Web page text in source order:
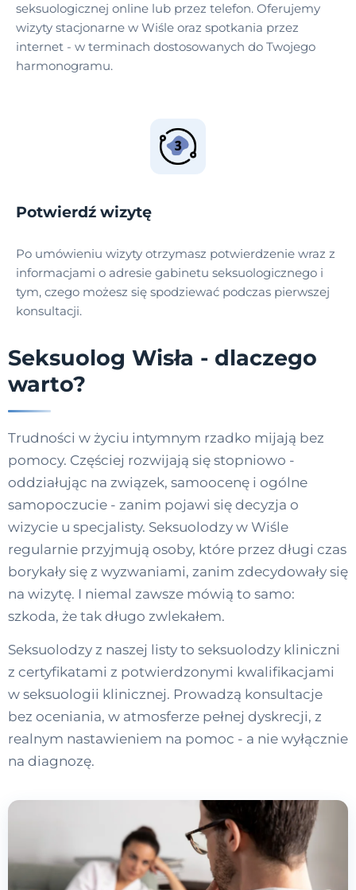
seksuologicznej online lub przez telefon. Oferujemy
wizyty stacjonarne w Wiśle oraz spotkania przez
internet - w terminach dostosowanych do Twojego
harmonogramu.
Potwierdź wizytę
Po umówieniu wizyty otrzymasz potwierdzenie wraz z
informacjami o adresie gabinetu seksuologicznego i
tym, czego możesz się spodziewać podczas pierwszej
konsultacji.
Seksuolog Wisła - dlaczego
warto?
Trudności w życiu intymnym rzadko mijają bez
pomocy. Częściej rozwijają się stopniowo -
oddziałując na związek, samoocenę i ogólne
samopoczucie - zanim pojawi się decyzja o
wizycie u specjalisty. Seksuolodzy w Wiśle
regularnie przyjmują osoby, które przez długi czas
borykały się z wyzwaniami, zanim zdecydowały się
na wizytę. I niemal zawsze mówią to samo:
szkoda, że tak długo zwlekałem.
Seksuolodzy z naszej listy to seksuolodzy kliniczni
z certyfikatami z potwierdzonymi kwalifikacjami
w seksuologii klinicznej. Prowadzą konsultacje
bez oceniania, w atmosferze pełnej dyskrecji, z
realnym nastawieniem na pomoc - a nie wyłącznie
na diagnozę.